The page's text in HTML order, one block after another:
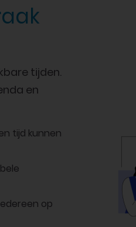
tijden.
en
tijd kunnen
op